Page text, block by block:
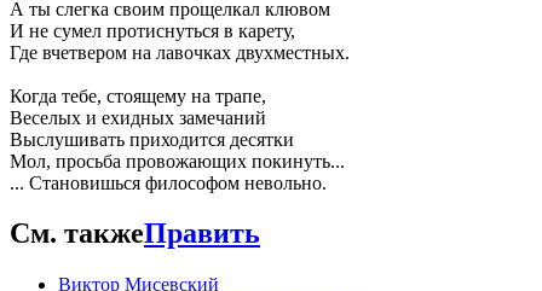
А ты слегка своим прощелкал клювом
И не сумел протиснуться в карету,
Где вчетвером на лавочках двухместных.
Когда тебе, стоящему на трапе,
Веселых и ехидных замечаний
Выслушивать приходится десятки
Мол, просьба провожающих покинуть...
... Становишься философом невольно.
См. такжеПравить
Виктор Мисевский